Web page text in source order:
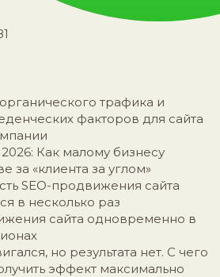
трафика и
факторов для сайта
Как малому бизнесу
за «клиента за углом»
SEO-продвижения сайта
в несколько раз
сайта одновременно в
но результата нет. С чего
эффект максимально